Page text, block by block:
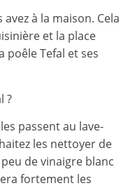
à la maison. Cela
et la place
Tefal et ses
?
passent au lave-
les nettoyer de
de vinaigre blanc
fortement les